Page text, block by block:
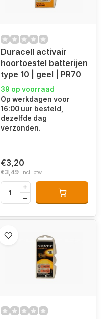
Duracell activair
hoortoestel batterijen
type 10 | geel | PR70
39 op voorraad
Op werkdagen voor
16:00 uur besteld,
dezelfde dag
verzonden.
€3,20
€3,49 Incl. btw